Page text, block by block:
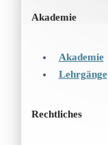
Akademie
Akademie
Lehrgänge
Rechtliches